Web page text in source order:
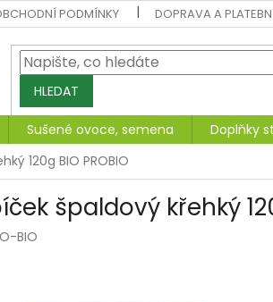
PODMÍNKY DOPRAVA A
HLEDAT
Sušené ovoce, semena Doplňky
120g BIO PROBIO
špaldový křehký
BIO